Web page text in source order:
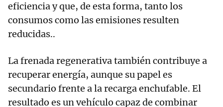
eficiencia y que, de esta forma, tanto los
consumos como las emisiones resulten
reducidas..
La frenada regenerativa también contribuye a
recuperar energía, aunque su papel es
secundario frente a la recarga enchufable. El
resultado es un vehículo capaz de combinar